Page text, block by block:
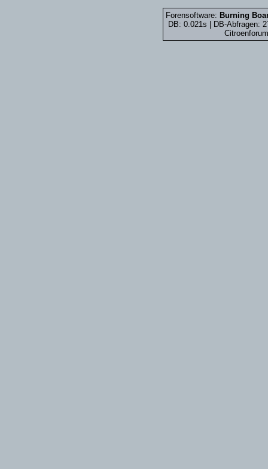
Forensoftware: Burning
DB: 0.021s | DB-Abfragen: